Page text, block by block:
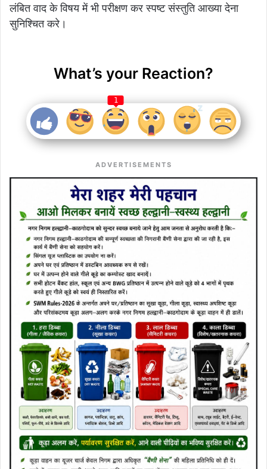
लंबित वाद के विषय में भी परीक्षण कर स्पष्ट संस्तुति आख्या देना
सुनिश्चित करे।
What’s your Reaction?
1
ADVERTISEMENTS